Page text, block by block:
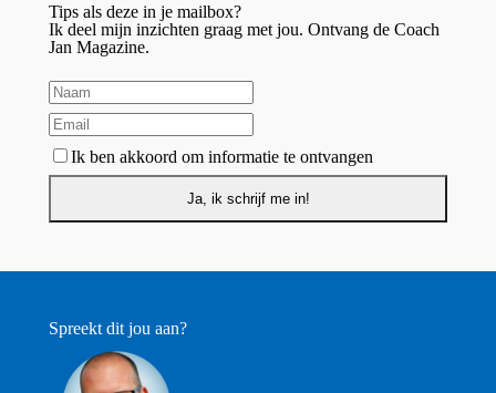
Tips als deze in je mailbox?
Ik deel mijn inzichten graag met jou. Ontvang de Coach
Jan Magazine.
Ik ben akkoord om informatie te ontvangen
Spreekt dit jou aan?